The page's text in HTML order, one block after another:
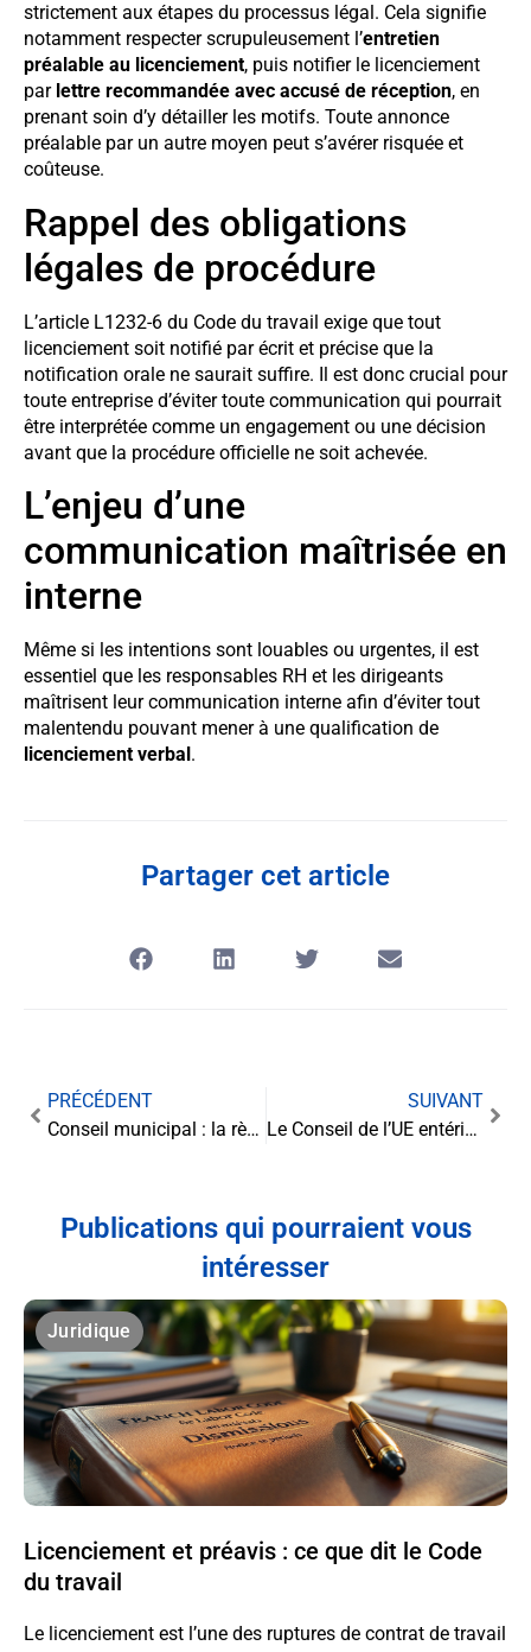
strictement aux étapes du processus légal. Cela signifie
notamment respecter scrupuleusement l’entretien
préalable au licenciement, puis notifier le licenciement
par lettre recommandée avec accusé de réception, en
prenant soin d’y détailler les motifs. Toute annonce
préalable par un autre moyen peut s’avérer risquée et
coûteuse.
Rappel des obligations
légales de procédure
L’article L1232-6 du Code du travail exige que tout
licenciement soit notifié par écrit et précise que la
notification orale ne saurait suffire. Il est donc crucial pour
toute entreprise d’éviter toute communication qui pourrait
être interprétée comme un engagement ou une décision
avant que la procédure officielle ne soit achevée.
L’enjeu d’une
communication maîtrisée en
interne
Même si les intentions sont louables ou urgentes, il est
essentiel que les responsables RH et les dirigeants
maîtrisent leur communication interne afin d’éviter tout
malentendu pouvant mener à une qualification de
licenciement verbal.
Partager cet article
PRÉCÉDENT
Conseil municipal : la règle de succession du premier candidat non élu
SUIVANT
Le Conseil de l’UE entérine la législation pour une industrie sans émissions nettes
Publications qui pourraient vous
intéresser
Juridique
Licenciement et préavis : ce que dit le Code
du travail
Le licenciement est l’une des ruptures de contrat de travail